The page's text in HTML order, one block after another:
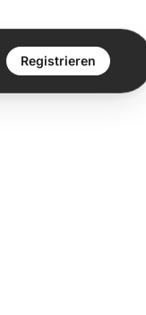
Registrieren